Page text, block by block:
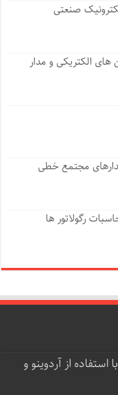
صنعتی
های الکتریکی و مدار
مجتمع خطی
رگولاتور ها
پروژه قفل‌ درب RFID با استفاده از آردوینو و